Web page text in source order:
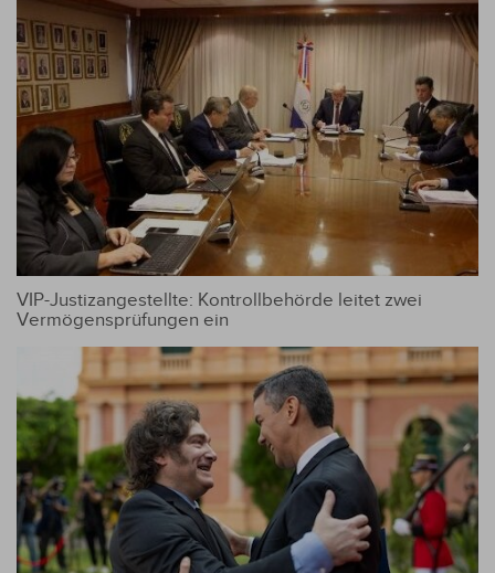
VIP-Justizangestellte: Kontrollbehörde leitet zwei
Vermögensprüfungen ein